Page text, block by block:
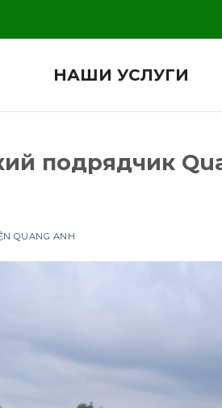
НАШИ УСЛУГИ
подрядчик
QUANG ANH